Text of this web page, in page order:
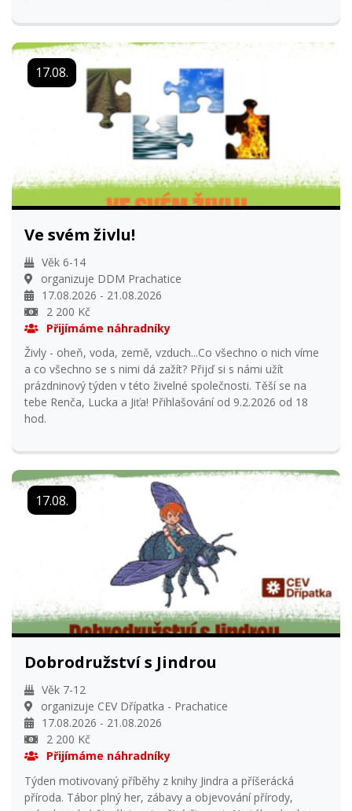
cena tábora 2 000,- Příměstský tábor je vhodný pro děti z
MŠ 5 let a děti z ZŠ 1 - 3 třída Informace: Milena Matějková
731 407 130
17.08.
Ve svém živlu!
Věk 6-14
organizuje DDM Prachatice
17.08.2026 - 21.08.2026
2 200 Kč
Přijímáme náhradníky
Živly - oheň, voda, země, vzduch...Co všechno o nich víme
a co všechno se s nimi dá zažít? Přijď si s námi užít
prázdninový týden v této živelné společnosti. Těší se na
tebe Renča, Lucka a Jiťa! Přihlašování od 9.2.2026 od 18
hod.
17.08.
Dobrodružství s Jindrou
Věk 7-12
organizuje CEV Dřípatka - Prachatice
17.08.2026 - 21.08.2026
2 200 Kč
Přijímáme náhradníky
Týden motivovaný příběhy z knihy Jindra a příšerácká
příroda. Tábor plný her, zábavy a objevování přírody,